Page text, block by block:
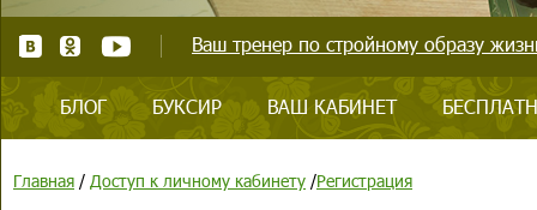
Ваш тренер по стройному образу
БЛОГ БУКСИР ВАШ КАБИНЕТ
Главная / Доступ к личному кабинету /Регистрация